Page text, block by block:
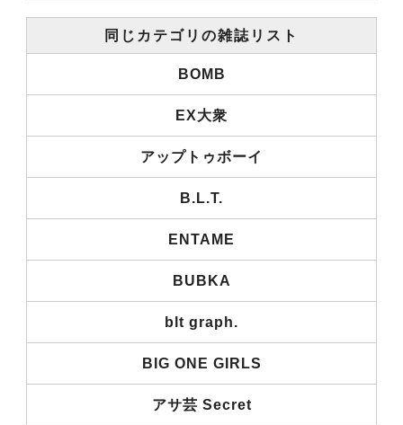
同じカテゴリの雑誌リスト
BOMB
EX大衆
アップトゥボーイ
B.L.T.
ENTAME
BUBKA
blt graph.
BIG ONE GIRLS
アサ芸 Secret